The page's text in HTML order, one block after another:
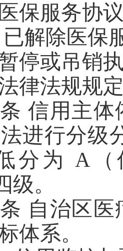
医保服务协
已解除医保
暂停或吊销
法律法规规
信用主
进行分级
分为 A（
级。
自治区
体系。